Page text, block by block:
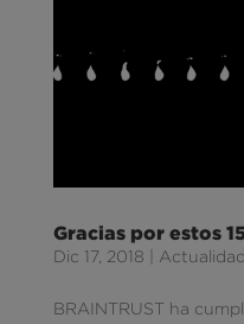
Gracias por estos
Dic 17, 2018
BRAINTRUST ha